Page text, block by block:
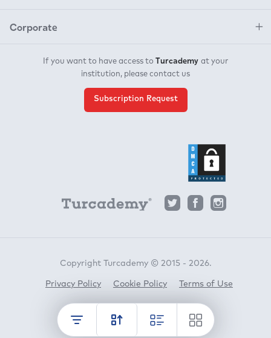
Corporate
If you want to have access to Turcademy at your
institution, please contact us
Subscription Request
Copyright Turcademy © 2015 - 2026.
Privacy Policy Cookie Policy Terms of Use
crafted by Horato